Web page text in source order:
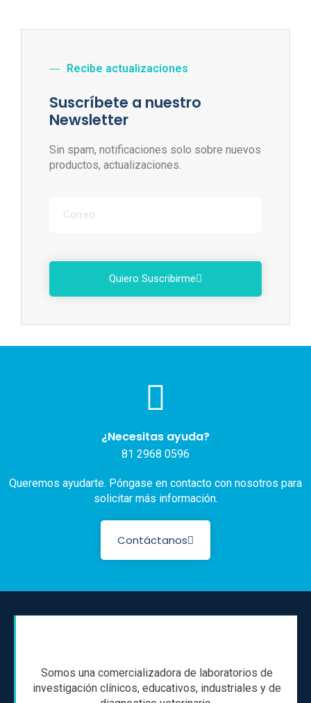
Recibe actualizaciones
Suscríbete a nuestro
Newsletter
Sin spam, notificaciones solo sobre nuevos
productos, actualizaciones.
Quiero Suscribirme
¿Necesitas ayuda?
81 2968 0596
Queremos ayudarte. Póngase en contacto con nosotros para
solicitar más información.
Contáctanos
Somos una comercializadora de laboratorios de
investigación clínicos, educativos, industriales y de